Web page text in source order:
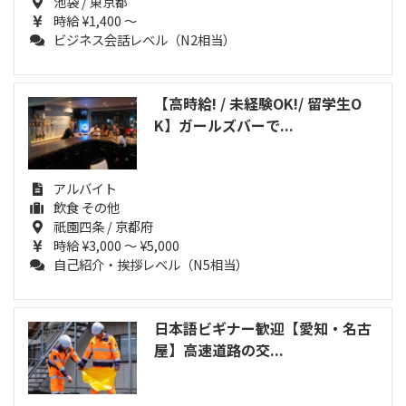
時給 ¥1,400 ～
ビジネス会話レベル（N2相当）
【高時給! / 未経験OK!/ 留学生O
K】ガールズバーで...
アルバイト
飲食 その他
祇園四条 / 京都府
時給 ¥3,000 ～ ¥5,000
自己紹介・挨拶レベル（N5相当）
日本語ビギナー歓迎【愛知・名古
屋】高速道路の交...